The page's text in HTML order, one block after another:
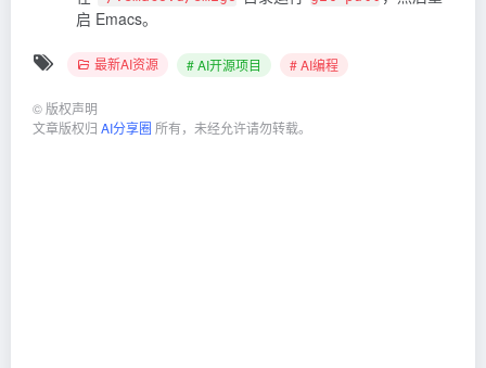
启 Emacs。
最新AI资源 # AI开源项目 # AI编程
© 版权声明
文章版权归 AI分享圈 所有，未经允许请勿转载。